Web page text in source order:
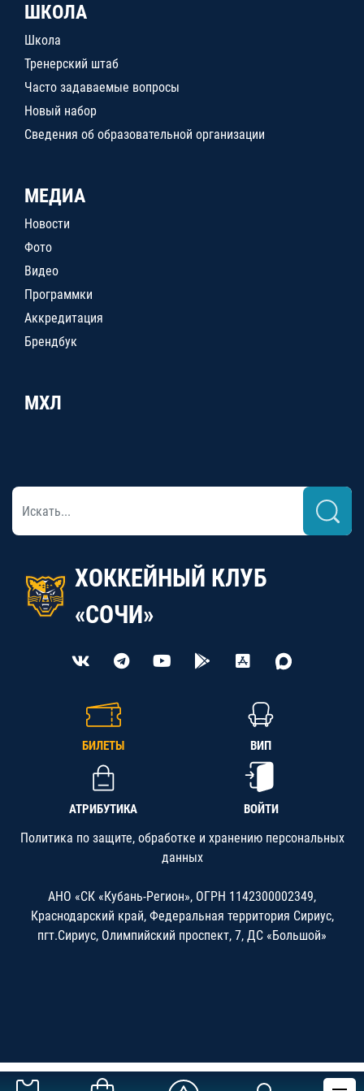
ШКОЛА
Школа
Тренерский штаб
Часто задаваемые вопросы
Новый набор
Сведения об образовательной организации
МЕДИА
Новости
Фото
Видео
Программки
Аккредитация
Брендбук
МХЛ
ХОККЕЙНЫЙ КЛУБ
«СОЧИ»
БИЛЕТЫ ВИП
АТРИБУТИКА ВОЙТИ
Политика по защите, обработке и хранению персональных
данных
АНО «СК «Кубань-Регион», ОГРН 1142300002349,
Краснодарский край, Федеральная территория Сириус,
пгт.Сириус, Олимпийский проспект, 7, ДС «Большой»